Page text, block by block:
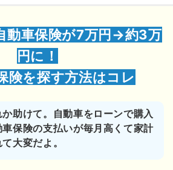
動車保険が7万円→約3万
円に！
険を探す方法はコレ
助けて。自動車をローンで購入
車保険の支払いが毎月高くて家計
大変だよ。